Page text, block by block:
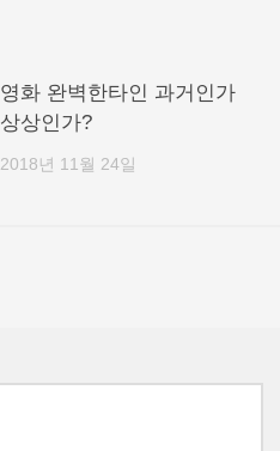
영화 완벽한타인 과거인가
상상인가?
2018년 11월 24일